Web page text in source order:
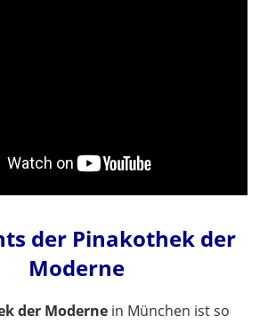
der Pinakothek der
Moderne
der Moderne in München ist so